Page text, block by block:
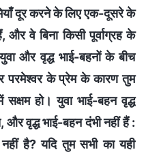
दूर करने के लिए एक-दूसरे के
और वे बिना किसी पूर्वाग्रह के
और वृद्ध भाई-बहनों के बीच
परमेश्वर के प्रेम के कारण तुम
हो। युवा भाई-बहन वृद्ध
और वृद्ध भाई-बहन दंभी नहीं हैं :
है? यदि तुम सभी का यही